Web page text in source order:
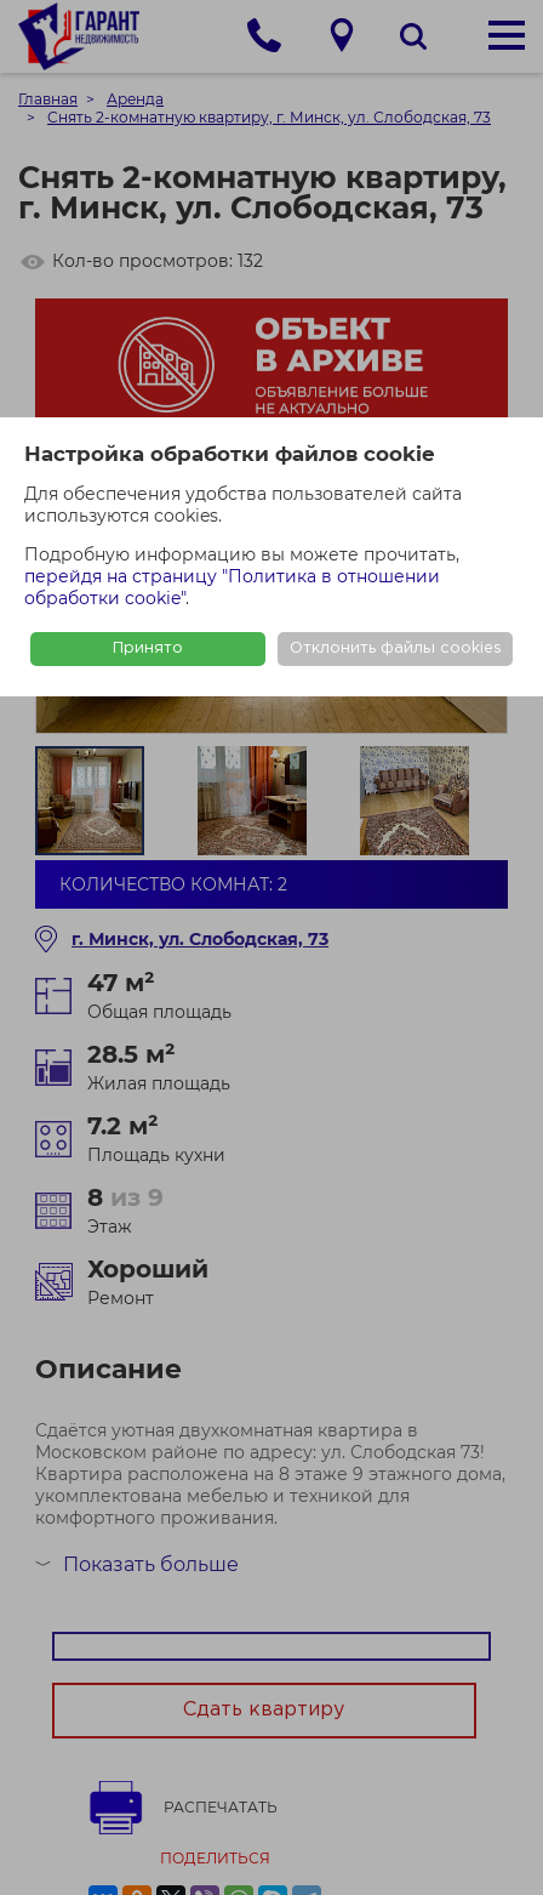
Настройка обработки файлов cookie
Для обеспечения удобства пользователей сайта
используются cookies.
Подробную информацию вы можете прочитать,
перейдя на страницу "Политика в отношении
обработки cookie".
Принято Отклонить файлы cookies
Главная
Аренда
Снять 2-комнатную квартиру, г. Минск, ул. Слободская, 73
Снять 2-комнатную квартиру,
г. Минск, ул. Слободская, 73
Кол-во просмотров: 132
КОЛИЧЕСТВО КОМНАТ: 2
г. Минск, ул. Слободская, 73
47 м²
Общая площадь
28.5 м²
Жилая площадь
7.2 м²
Площадь кухни
8 из 9
Этаж
Хороший
Ремонт
Описание
Сдаётся уютная двухкомнатная квартира в
Московском районе по адресу: ул. Слободская 73!
Квартира расположена на 8 этаже 9 этажного дома,
укомплектована мебелью и техникой для
комфортного проживания.
Общая площадь квартиры - 47,0 кв. метров.
магазины, ТРЦ...
Договор № 816/2 от 10.06.2026
﹀ Показать больше
Сдать квартиру
РАСПЕЧАТАТЬ
ПОДЕЛИТЬСЯ